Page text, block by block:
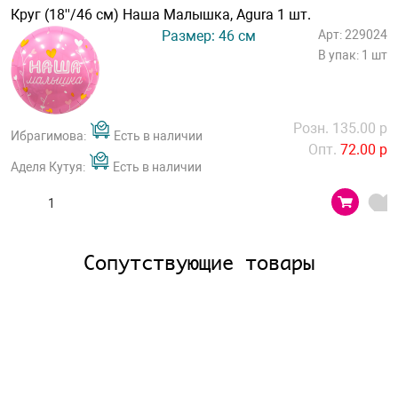
Круг (18''/46 см) Наша Малышка, Agura 1 шт.
Размер: 46 см
Арт: 229024
В упак: 1 шт
Ибрагимова: Есть в наличии
Аделя Кутуя: Есть в наличии
Розн. 135.00 р
Опт. 72.00 р
Сопутствующие товары